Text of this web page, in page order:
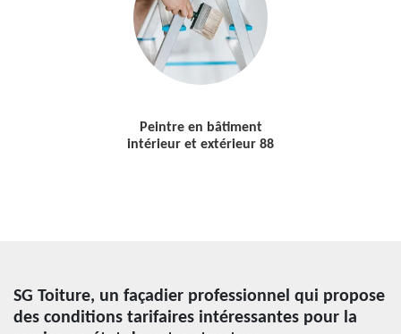
Peintre en bâtiment
intérieur et extérieur 88
SG Toiture, un façadier professionnel qui propose
des conditions tarifaires intéressantes pour la